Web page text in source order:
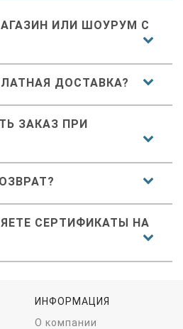
ИЛИ ШОУРУМ С
ДОСТАВКА?
ЗАКАЗ ПРИ
СЕРТИФИКАТЫ НА
ИНФОРМАЦИЯ
О компании